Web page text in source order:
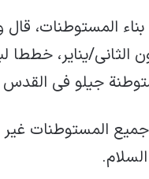
المستوطنات،
المستوطنات غير